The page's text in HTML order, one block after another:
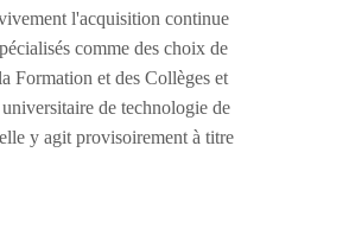
l'acquisition continue
comme des choix de
Formation et des Collèges et
de technologie de
y agit provisoirement à titre